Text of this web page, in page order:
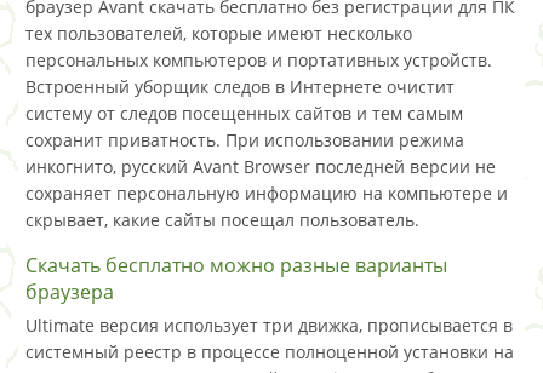
браузер Avant скачать бесплатно без регистрации для ПК
тех пользователей, которые имеют несколько
персональных компьютеров и портативных устройств.
Встроенный уборщик следов в Интернете очистит
систему от следов посещенных сайтов и тем самым
сохранит приватность. При использовании режима
инкогнито, русский Avant Browser последней версии не
сохраняет персональную информацию на компьютере и
скрывает, какие сайты посещал пользователь.
Скачать бесплатно можно разные варианты
браузера
Ultimate версия использует три движка, прописывается в
системный реестр в процессе полноценной установки на